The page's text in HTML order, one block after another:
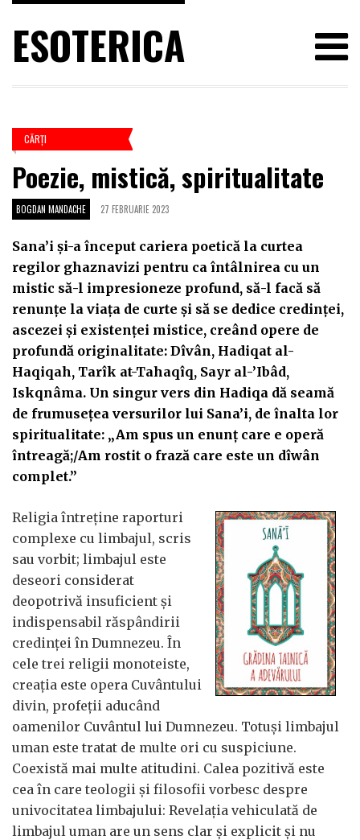
ESOTERICA
CĂRŢI
Poezie, mistică, spiritualitate
BOGDAN MANDACHE 27 FEBRUARIE 2023
Sana’i și-a început cariera poetică la curtea
regilor ghaznavizi pentru ca întâlnirea cu un
mistic să-l impresioneze profund, să-l facă să
renunțe la viața de curte și să se dedice credinței,
ascezei și existenței mistice, creând opere de
profundă originalitate: Dîvân, Hadiqat al-
Haqiqah, Tarîk at-Tahaqîq, Sayr al-’Ibâd,
Iskqnâma. Un singur vers din Hadiqa dă seamă
de frumusețea versurilor lui Sana’i, de înalta lor
spiritualitate: „Am spus un enunț care e operă
întreagă;/Am rostit o frază care este un dîwân
complet.”
Religia întreține raporturi
complexe cu limbajul, scris
sau vorbit; limbajul este
deseori considerat
deopotrivă insuficient și
indispensabil răspândirii
credinței în Dumnezeu. În
cele trei religii monoteiste,
creația este opera Cuvântului
divin, profeții aducând
oamenilor Cuvântul lui Dumnezeu. Totuși limbajul
uman este tratat de multe ori cu suspiciune.
Coexistă mai multe atitudini. Calea pozitivă este
cea în care teologii și filosofii vorbesc despre
univocitatea limbajului: Revelația vehiculată de
limbajul uman are un sens clar și explicit și nu